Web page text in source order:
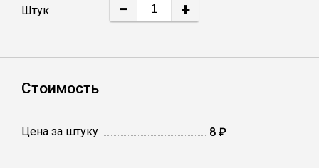
Штук − +
Стоимость
Цена за штуку 8 ₽